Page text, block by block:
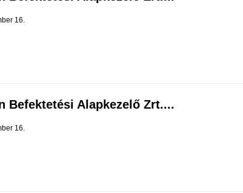
16.
Befektetési Alapkezelő Zrt....
16.